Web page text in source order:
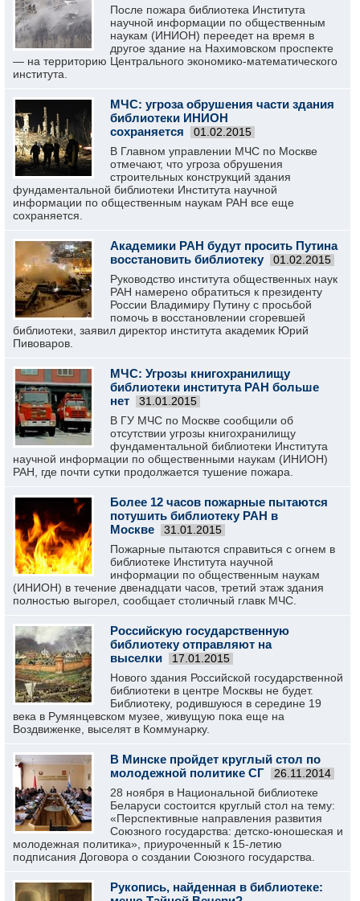
После пожара библиотека Института
научной информации по общественным
наукам (ИНИОН) переедет на время в
другое здание на Нахимовском проспекте
— на территорию Центрального экономико-математического
института.
МЧС: угроза обрушения части здания
библиотеки ИНИОН
сохраняется
01.02.2015
В Главном управлении МЧС по Москве
отмечают, что угроза обрушения
строительных конструкций здания
фундаментальной библиотеки Института научной
информации по общественным наукам РАН все еще
сохраняется.
Академики РАН будут просить Путина
восстановить библиотеку
01.02.2015
Руководство института общественных наук
РАН намерено обратиться к президенту
России Владимиру Путину с просьбой
помочь в восстановлении сгоревшей
библиотеки, заявил директор института академик Юрий
Пивоваров.
МЧС: Угрозы книгохранилищу
библиотеки института РАН больше
нет
31.01.2015
В ГУ МЧС по Москве сообщили об
отсутствии угрозы книгохранилищу
фундаментальной библиотеки Института
научной информации по общественными наукам (ИНИОН)
РАН, где почти сутки продолжается тушение пожара.
Более 12 часов пожарные пытаются
потушить библиотеку РАН в
Москве
31.01.2015
Пожарные пытаются справиться с огнем в
библиотеке Института научной
информации по общественным наукам
(ИНИОН) в течение двенадцати часов, третий этаж здания
полностью выгорел, сообщает столичный главк МЧС.
Российскую государственную
библиотеку отправляют на
выселки
17.01.2015
Нового здания Российской государственной
библиотеки в центре Москвы не будет.
Библиотеку, родившуюся в середине 19
века в Румянцевском музее, живущую пока еще на
Воздвиженке, выселят в Коммунарку.
В Минске пройдет круглый стол по
молодежной политике СГ
26.11.2014
28 ноября в Национальной библиотеке
Беларуси состоится круглый стол на тему:
«Перспективные направления развития
Союзного государства: детско-юношеская и
молодежная политика», приуроченный к 15-летию
подписания Договора о создании Союзного государства.
Рукопись, найденная в библиотеке: